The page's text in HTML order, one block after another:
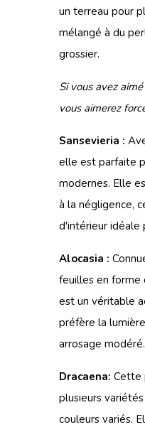
un terreau pour
mélangé à du
grossier.
Si vous avez
vous aimerez
Sansevieria :
elle est parfaite
modernes. Elle
à la négligence,
d'intérieur idéale
Alocasia :
feuilles en
est un véritable
préfère la
arrosage modéré.
Dracaena: Cette
plusieurs
couleurs variés.